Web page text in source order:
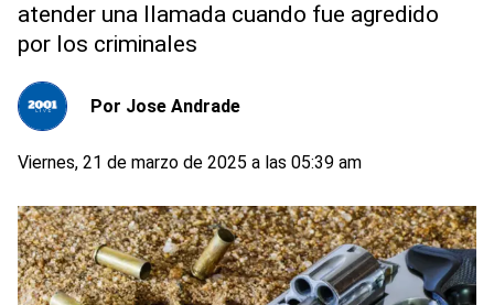
atender una llamada cuando fue agredido
por los criminales
Por Jose Andrade
Viernes, 21 de marzo de 2025 a las 05:39 am